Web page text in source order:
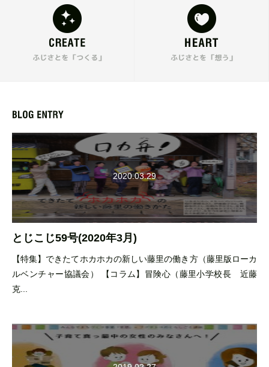
2020.03.29
とじこじ59号(2020年3月)
【特集】できたてホカホカの新しい藤里の働き方（藤里版ローカ
ルベンチャー協議会） 【コラム】冒険心（藤里小学校長 近藤
克...